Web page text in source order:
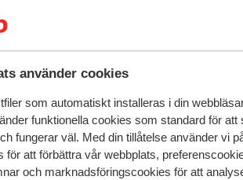
använder cookies
som automatiskt installeras i din
funktionella cookies som standard för att
fungerar väl. Med din tillåtelse använder vi
för att förbättra vår webbplats,
och marknadsföringscookies för att
av dig med ett dopp i det vackra
av restauranger där du aldrig är
sicilianska specialiteter och
kulturen i Taormina Mare, en
den antika grekiska teatern och den
gatorna och besök lokala butiker.
en bil för att utforska området och